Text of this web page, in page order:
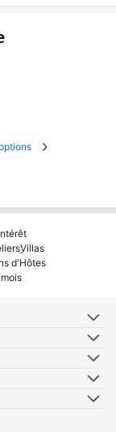
Villas
d'Hôtes